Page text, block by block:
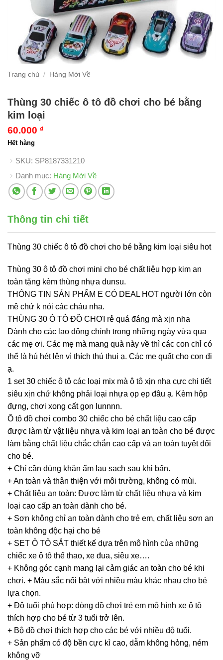
Trang chủ / Hàng Mới Về
Thùng 30 chiếc ô tô đồ chơi cho bé bằng
kim loại
60.000 ₫
Hết hàng
SKU: SP8187331210
Danh mục: Hàng Mới Về
Thông tin chi tiết
Thùng 30 chiếc ô tô đồ chơi cho bé bằng kim loại siêu hot
Thùng 30 ô tô đồ chơi mini cho bé chất liệu hợp kim an
toàn tặng kèm thùng nhựa dunsu.
THÔNG TIN SẢN PHẨM E CÓ DEAL HOT người lớn còn
mê chứ k nói các cháu nha.
THÙNG 30 Ô TÔ ĐỒ CHƠI rẻ quá đáng mà xịn nha
Dành cho các lao động chính trong những ngày vừa qua
các mẹ ơi. Các mẹ mà mang quà này về thì các con chỉ có
thể là hú hét lên vì thích thú thui ạ. Các mẹ quất cho con đi
ạ.
1 set 30 chiếc ô tô các loại mix mà ô tô xịn nha cực chi tiết
siêu xịn chứ không phải loại nhựa ọp ẹp đâu ạ. Kèm hộp
đựng, chơi xong cất gọn lunnnn.
Ô tô đồ chơi combo 30 chiếc cho bé chất liệu cao cấp
được làm từ vật liệu nhựa và kim loại an toàn cho bé được
làm bằng chất liệu chắc chắn cao cấp và an toàn tuyệt đối
cho bé.
+ Chỉ cần dùng khăn ẩm lau sạch sau khi bẩn.
+ An toàn và thân thiện với môi trường, không có mùi.
+ Chất liệu an toàn: Được làm từ chất liệu nhựa và kim
loại cao cấp an toàn dành cho bé.
+ Sơn không chỉ an toàn dành cho trẻ em, chất liệu sơn an
toàn không độc hại cho bé
+ SET Ô TÔ SẮT thiết kế dựa trên mô hình của những
chiếc xe ô tô thể thao, xe đua, siêu xe….
+ Không góc cạnh mang lại cảm giác an toàn cho bé khi
chơi. + Màu sắc nổi bật với nhiều màu khác nhau cho bé
lựa chọn.
+ Độ tuổi phù hợp: dòng đồ chơi trẻ em mô hình xe ô tô
thích hợp cho bé từ 3 tuổi trở lên.
+ Bộ đồ chơi thích hợp cho các bé với nhiều độ tuổi.
+ Sản phẩm có độ bền cực kì cao, dẫm không hỏng, ném
không vỡ